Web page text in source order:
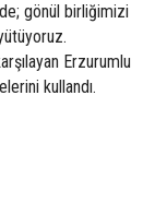
gönül birliğimizi
Erzurumlu
kullandı.